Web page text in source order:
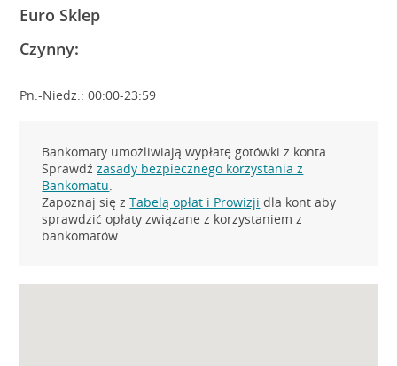
Euro Sklep
Czynny:
Pn.-Niedz.: 00:00-23:59
Bankomaty umożliwiają wypłatę gotówki z konta.
Sprawdźzasady bezpiecznego korzystania z
Bankomatu.
Zapoznaj się zTabelą opłat i Prowizji dla kont aby
sprawdzić opłaty związane z korzystaniem z
bankomatów.